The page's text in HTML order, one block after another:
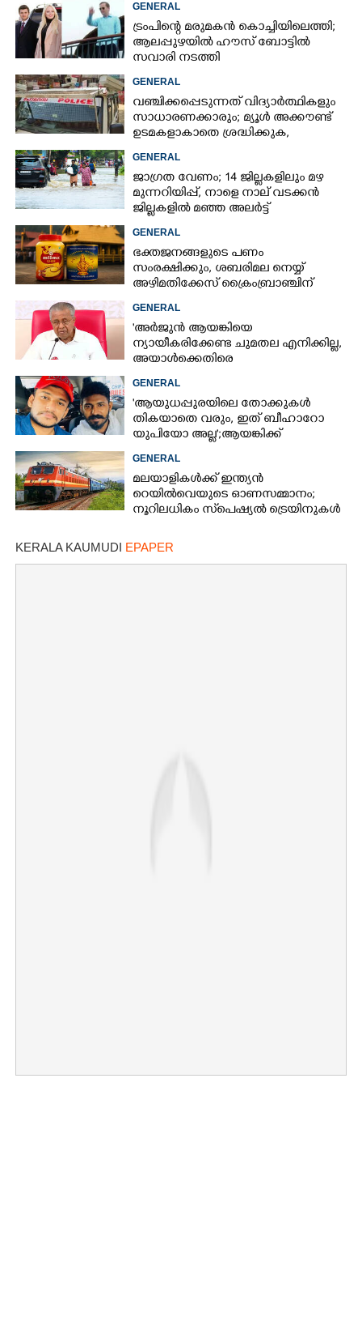
GENERAL
ട്രംപിന്റെ മരുമകൻ കൊച്ചിയിലെത്തി;
ആലപ്പുഴയിൽ ഹൗസ് ബോട്ടിൽ
സവാരി നടത്തി
GENERAL
വഞ്ചിക്കപ്പെടുന്നത് വിദ്യാർത്ഥികളും
സാധാരണക്കാരും; മ്യൂൾ അക്കൗണ്ട്
ഉടമകളാകാതെ ശ്രദ്ധിക്കുക,
GENERAL
ജാഗ്രത വേണം; 14 ജില്ലകളിലും മഴ
മുന്നറിയിപ്പ്, നാളെ നാല് വടക്കൻ
ജില്ലകളിൽ മഞ്ഞ അലർട്ട്
GENERAL
ഭക്തജനങ്ങളുടെ പണം
സംരക്ഷിക്കും, ശബരിമല നെയ്യ്
അഴിമതിക്കേസ് ക്രൈംബ്രാഞ്ചിന്
GENERAL
'അർജുൻ ആയങ്കിയെ
ന്യായീകരിക്കേണ്ട ചുമതല എനിക്കില്ല,
അയാൾക്കെതിരെ
GENERAL
'ആയുധപ്പുരയിലെ തോക്കുകൾ
തികയാതെ വരും, ഇത് ബീഹാറോ
യുപിയോ അല്ല';ആയങ്കിക്ക്
GENERAL
മലയാളികൾക്ക് ഇന്ത്യൻ
റെയിൽവെയുടെ ഓണസമ്മാനം;
നൂറിലധികം സ്‌പെഷ്യൽ ട്രെയിനുകൾ
KERALA KAUMUDI EPAPER